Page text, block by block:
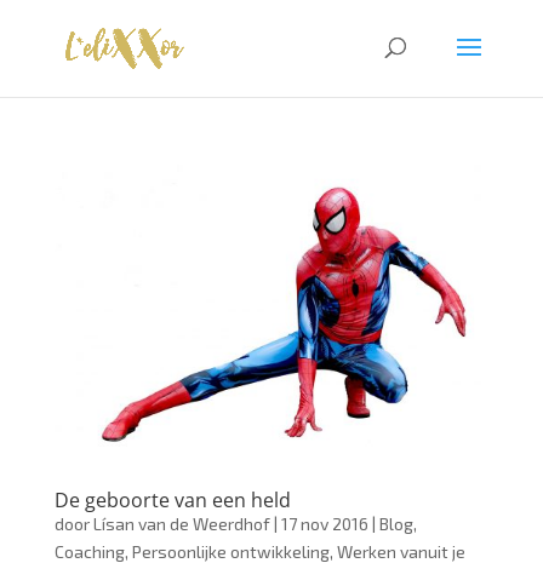
De geboorte van een held
doorLísan van de Weerdhof| 17 nov 2016 | Blog,
Coaching, Persoonlijke ontwikkeling, Werken vanuit je